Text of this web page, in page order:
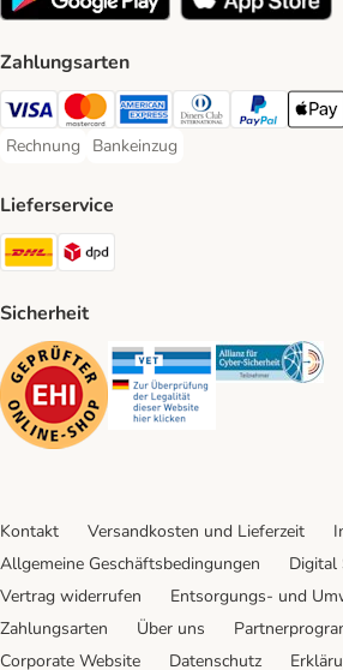
Zahlungsarten
Visa Payment Method
Mastercard Payment Method
American Express Payment
Diners Club Payment
PayPal Apple
Rechnung
Rechnung Payment Method
Bankeinzug
Bankeinzug Payment Method
Lieferservice
DHL Shipping Method
Sicherheit
Security Security
Kontakt Versandkosten und Lieferzeit
Allgemeine Geschäftsbedingungen
Digital
Vertrag widerrufen
Entsorgungs- und
Zahlungsarten
Über uns
Corporate Website
Datenschutz